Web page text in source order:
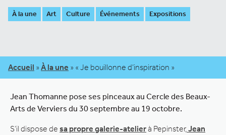
À la une Art Culture Événements Expositions
Accueil » À la une » « Je bouillonne d’inspiration »
Jean Thomanne pose ses pinceaux au Cercle des Beaux-
Arts de Verviers du 30 septembre au 19 octobre.
S’il dispose de sa propre galerie-atelierà Pepinster, Jean